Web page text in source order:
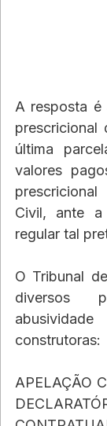
A resposta é
última
valores
Civil, ante
regular tal
O Tribunal
diversos
construtoras:
APELAÇÃO